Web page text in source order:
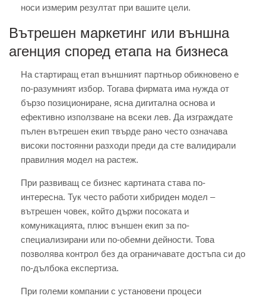
носи измерим резултат при вашите цели.
Вътрешен маркетинг или външна
агенция според етапа на бизнеса
На стартиращ етап външният партньор обикновено е
по-разумният избор. Тогава фирмата има нужда от
бързо позициониране, ясна дигитална основа и
ефективно използване на всеки лев. Да изграждате
пълен вътрешен екип твърде рано често означава
високи постоянни разходи преди да сте валидирали
правилния модел на растеж.
При развиващ се бизнес картината става по-
интересна. Тук често работи хибриден модел –
вътрешен човек, който държи посоката и
комуникацията, плюс външен екип за по-
специализирани или по-обемни дейности. Това
позволява контрол без да ограничавате достъпа си до
по-дълбока експертиза.
При големи компании с установени процеси